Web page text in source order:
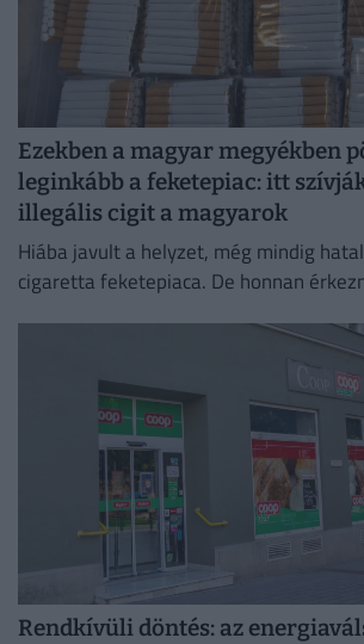
Ezekben a magyar megyékben
leginkább a feketepiac: itt
illegális cigit a magyarok
Hiába javult a helyzet, még mindig
cigaretta feketepiaca. De honnan
Rendkívüli döntés: az